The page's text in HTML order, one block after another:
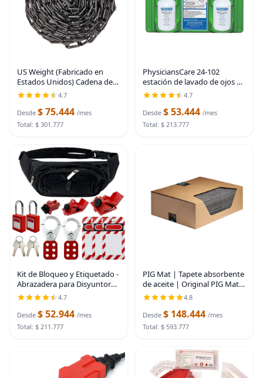
US Weight (Fabricado en
Estados Unidos) Cadena de
seguridad de plástico negro
de 2 pulgadas x 50 pies.
Tecnología resistente a los
rayos UV SunShield
4.7
Desde $ 75.444 /mes
Total: $ 301.777
PhysiciansCare 24-102
estación de lavado de ojos y
piel para montaje en pared
con dos botellas de 16 oz., 16-
1/2 pulgadas de largo x 3-3/4
pulgadas
4.7
Desde $ 53.444 /mes
Total: $ 213.777
Kit de Bloqueo y Etiquetado -
Abrazadera para Disyuntor
de Circuito, Abrazaderas de
Universal Multi-Pole con
Bolsa de
4.7
Desde $ 52.944 /mes
Total: $ 211.777
PIG Mat | Tapete absorbente
de aceite | Original PIG Mat |
Almohadillas de alfombrilla
de 15 x 20 pulgadas |
Absorbe 11 galones por caja
| 100
4.8
Desde $ 148.444 /mes
Total: $ 593.777